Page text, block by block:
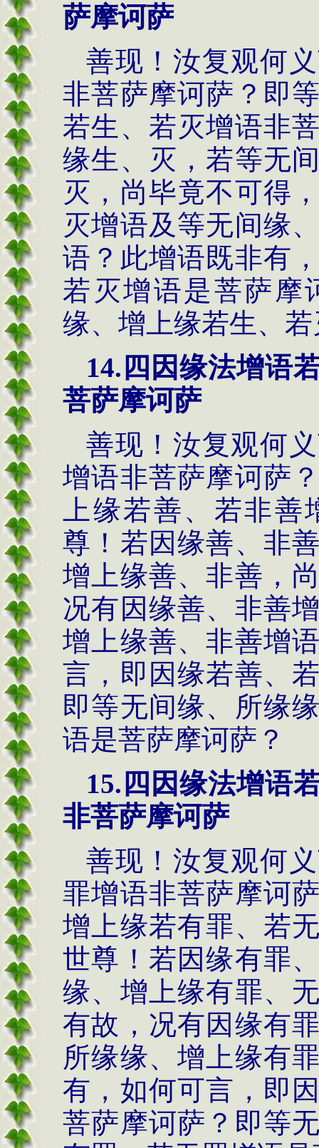
萨摩诃萨
善现！汝复观何
非菩萨摩诃萨？即
若生、若灭增语非
缘生、灭，若等无
灭，尚毕竟不可得
灭增语及等无间缘
语？此增语既非有
若灭增语是菩萨摩
缘、增上缘若生、
14. 四因缘法增语
菩萨摩诃萨
善现！汝复观何
增语非菩萨摩诃萨
上缘若善、若非
尊！若因缘善、非
增上缘善、非善，
况有因缘善、非善
增上缘善、非善增
言，即因缘若善、
即等无间缘、所缘
语是菩萨摩诃萨？
15. 四因缘法增语
非菩萨摩诃萨
善现！汝复观何
罪增语非菩萨摩诃
增上缘若有罪、若
世尊！若因缘有罪
缘、增上缘有罪、
有故，况有因缘有
所缘缘、增上缘有
有，如何可言，即
菩萨摩诃萨？即等